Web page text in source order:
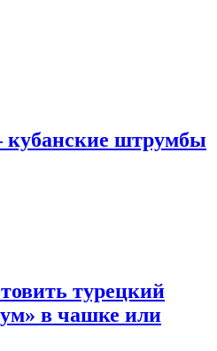
кубанские штрумбы
турецкий
в чашке или